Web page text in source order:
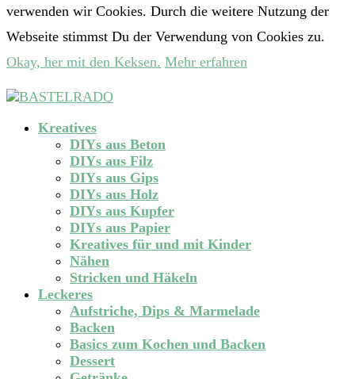
verwenden wir Cookies. Durch die weitere Nutzung der
Webseite stimmst Du der Verwendung von Cookies zu.
Okay, her mit den Keksen. Mehr erfahren
Kreatives
DIYs aus Beton
DIYs aus Filz
DIYs aus Gips
DIYs aus Holz
DIYs aus Kupfer
DIYs aus Papier
Kreatives für und mit Kinder
Nähen
Stricken und Häkeln
Leckeres
Aufstriche, Dips & Marmelade
Backen
Basics zum Kochen und Backen
Dessert